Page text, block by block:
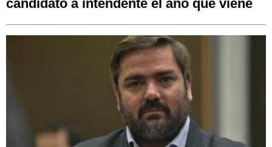
candidato a intendente el año que viene